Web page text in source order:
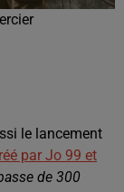
le lancement
par Jo 99 et
de 300